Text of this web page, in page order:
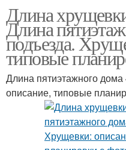
Длина
Длина
подъезда.
типовые
Длина пятиэтажного
описание, типовые